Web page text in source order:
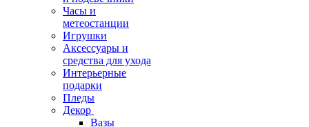
Часы и
метеостанции
Игрушки
Аксессуары и
средства для ухода
Интерьерные
подарки
Пледы
Декор
Вазы